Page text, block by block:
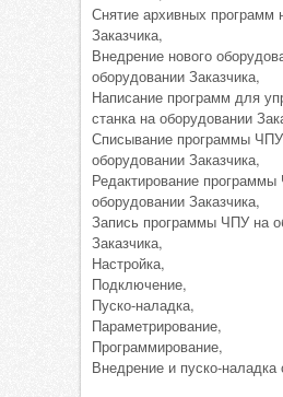
Снятие архивных программ
Заказчика,
Внедрение нового
оборудовании Заказчика,
Написание программ для
станка на оборудовании
Списывание программы
оборудовании Заказчика,
Редактирование
оборудовании Заказчика,
Запись программы ЧПУ на
Заказчика,
Настройка,
Подключение,
Пуско-наладка,
Параметрирование,
Программирование,
Внедрение и пуско-